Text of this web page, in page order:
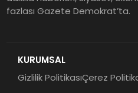
fazlası Gazete Demokrat’ta.
KURUMSAL
Gizlilik PolitikasıÇerez